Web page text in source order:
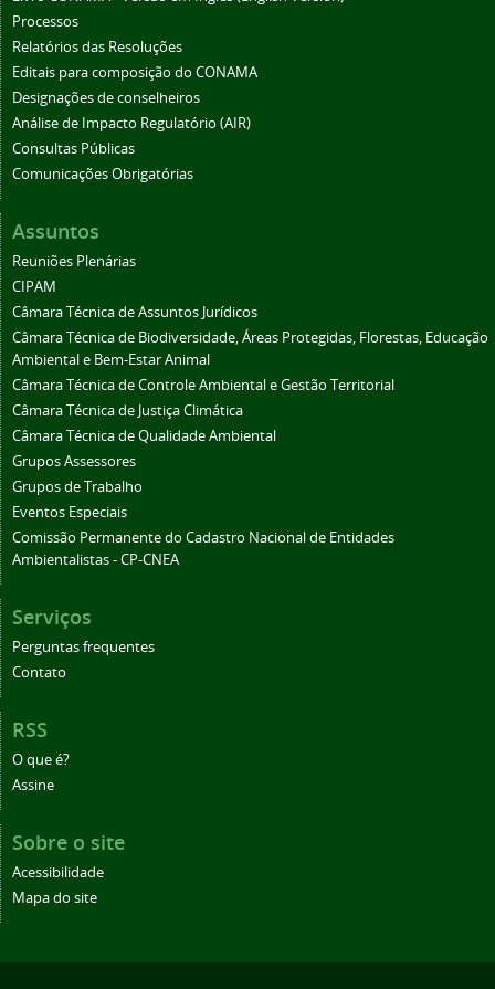
Processos
Relatórios das Resoluções
Editais para composição do CONAMA
Designações de conselheiros
Análise de Impacto Regulatório (AIR)
Consultas Públicas
Comunicações Obrigatórias
Assuntos
Reuniões Plenárias
CIPAM
Câmara Técnica de Assuntos Jurídicos
Câmara Técnica de Biodiversidade, Áreas Protegidas, Florestas, Educação
Ambiental e Bem-Estar Animal
Câmara Técnica de Controle Ambiental e Gestão Territorial
Câmara Técnica de Justiça Climática
Câmara Técnica de Qualidade Ambiental
Grupos Assessores
Grupos de Trabalho
Eventos Especiais
Comissão Permanente do Cadastro Nacional de Entidades
Ambientalistas - CP-CNEA
Serviços
Perguntas frequentes
Contato
RSS
O que é?
Assine
Sobre o site
Acessibilidade
Mapa do site